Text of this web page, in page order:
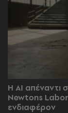
Η AI απέναντι
Newtons
ενδιαφέρον